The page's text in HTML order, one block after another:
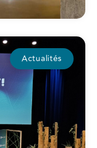
Actualités